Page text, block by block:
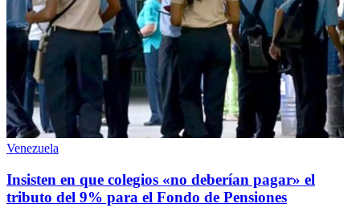
Venezuela
Insisten en que colegios «no deberían pagar» el
tributo del 9% para el Fondo de Pensiones